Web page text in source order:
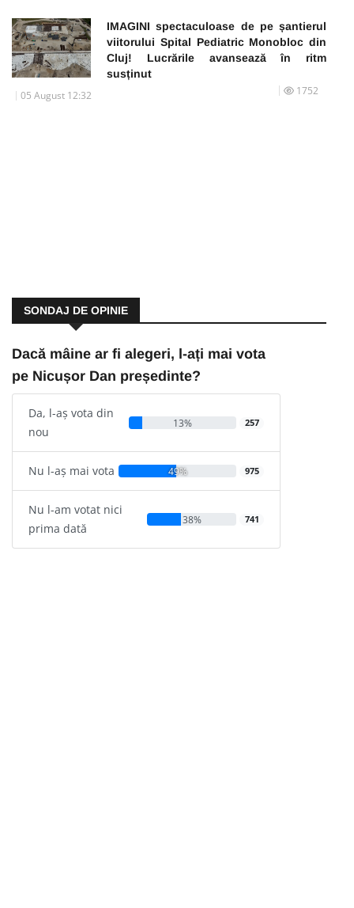
IMAGINI spectaculoase de pe șantierul
viitorului Spital Pediatric Monobloc din
Cluj! Lucrările avansează în ritm
susținut
05 August 12:32 1752
SONDAJ DE OPINIE
Dacă mâine ar fi alegeri, l-ați mai vota
pe Nicușor Dan președinte?
Da, l-aș vota din
nou
13% 257
Nu l-aș mai vota 49% 975
Nu l-am votat nici
prima dată
38% 741